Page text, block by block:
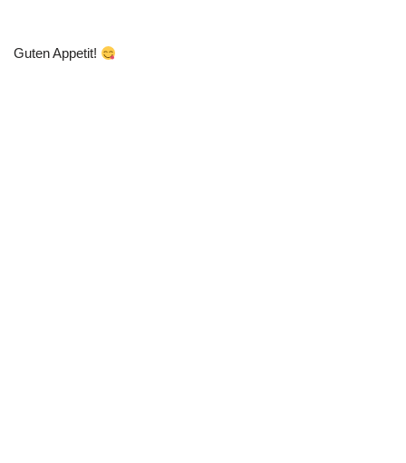
Guten Appetit!